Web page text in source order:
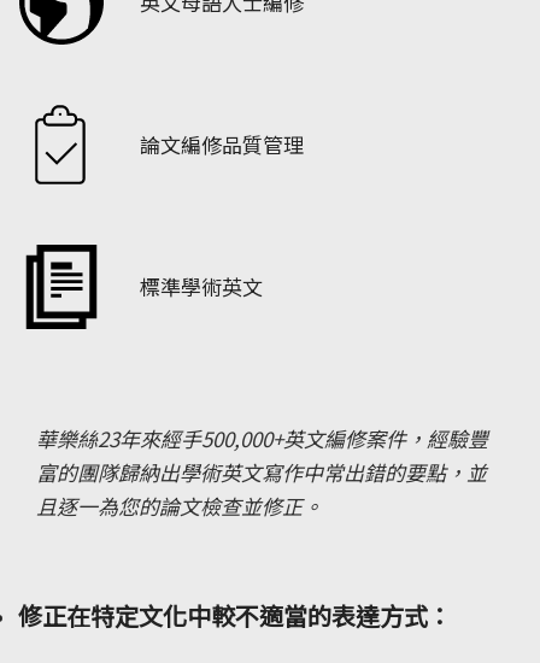
論文編修品質管理
標準學術英文
華樂絲23年來經手500,000+英文編修案件，經驗豐
富的團隊歸納出學術英文寫作中常出錯的要點，並
且逐一為您的論文檢查並修正。
修正在特定文化中較不適當的表達方式：